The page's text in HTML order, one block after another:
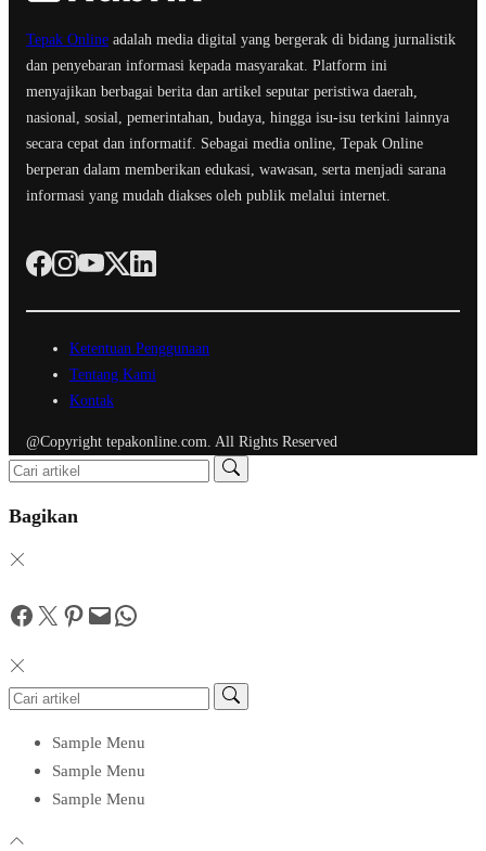
Tepak Online adalah media digital yang bergerak di bidang jurnalistik
dan penyebaran informasi kepada masyarakat. Platform ini
menyajikan berbagai berita dan artikel seputar peristiwa daerah,
nasional, sosial, pemerintahan, budaya, hingga isu-isu terkini lainnya
secara cepat dan informatif. Sebagai media online, Tepak Online
berperan dalam memberikan edukasi, wawasan, serta menjadi sarana
informasi yang mudah diakses oleh publik melalui internet.
Ketentuan Penggunaan
Tentang Kami
Kontak
@Copyright tepakonline.com. All Rights Reserved
Bagikan
Facebook
Twitter
Pinterest
MailWhatsApp
Sample Menu
Sample Menu
Sample Menu